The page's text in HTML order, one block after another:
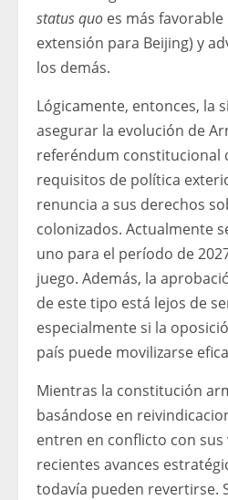
status quo es más
extensión para Beijing) y
los demás.
Lógicamente, entonces, la
asegurar la evolución de
referéndum constitucional
requisitos de política
renuncia a sus derechos
colonizados. Actualmente
uno para el período de
juego. Además, la
de este tipo está lejos de
especialmente si la
país puede movilizarse
Mientras la constitución
basándose en
entren en conflicto con sus
recientes avances
todavía pueden revertirse.